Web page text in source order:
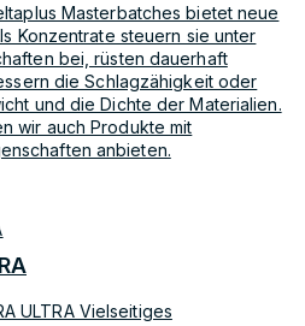
Masterbatches bietet neue
Konzentrate steuern sie unter
bei, rüsten dauerhaft
die Schlagzähigkeit oder
und die Dichte der Materialien.
wir auch Produkte mit
anbieten.
ULTRA Vielseitiges